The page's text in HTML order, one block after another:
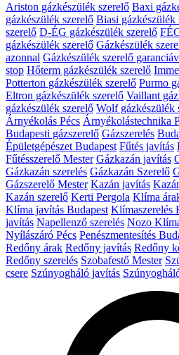
Ariston gázkészülék szerelő Baxi
gázkészülék szerelő Biasi gázkészülék
szerelő D-ÉG gázkészülék szerelő
gázkészülék szerelő Gázkészülék
azonnal Gázkészülék szerelő
stop Hőterm gázkészülék szerelő
Potterton gázkészülék szerelő Purmo
Eltron gázkészülék szerelő Vaillant
gázkészülék szerelő Wolf gázkészülék
Árnyékolás Pécs Árnyékolástechnika
Budapesti gázszerelő Gázszerelés
Épületgépészet Budapest Fűtés javítás
Fűtésszerelő Mester Gázkazán javítás
Gázkazán szerelés Gázkazán Szerelő
Gázszerelő Mester Kazán javítás
Kazán szerelő Kerti Pergola Klíma
Klíma javítás Budapest Klímaszerelés
javítás Napellenző szerelés Nozo
Nyílászáró Pécs Penészmentesítés
Redőny árak Redőny javítás Redőny
Redőny szerelés Szobafestő Mester
csere Szúnyogháló javítás